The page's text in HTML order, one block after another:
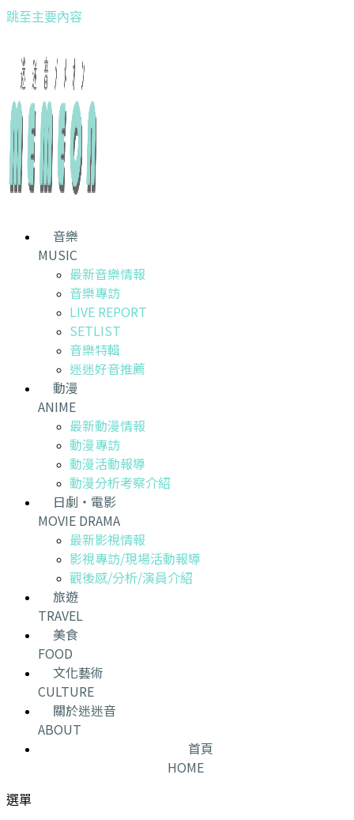
跳至主要內容
音樂
MUSIC
最新音樂情報
音樂專訪
LIVE REPORT
SETLIST
音樂特輯
迷迷好音推薦
動漫
ANIME
最新動漫情報
動漫專訪
動漫活動報導
動漫分析考察介紹
日劇・電影
MOVIE DRAMA
最新影視情報
影視專訪/現場活動報導
觀後感/分析/演員介紹
旅遊
TRAVEL
美食
FOOD
文化藝術
CULTURE
關於迷迷音
ABOUT
首頁
HOME
選單